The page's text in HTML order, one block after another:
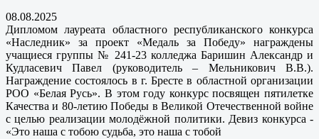
08.08.2025
Дипломом лауреата областного республиканского конкурса
«Наследник» за проект «Медаль за Победу» награждены
учащиеся группы № 241-23 колледжа Баришин Александр и
Кудласевич Павел (руководитель – Мельникович В.В.).
Награждение состоялось в г. Бресте в областной организации
РОО «Белая Русь». В этом году конкурс посвящен пятилетке
Качества и 80-летию Победы в Великой Отечественной войне
с целью реализации молодёжной политики. Девиз конкурса -
«Это наша с тобою судьба, это наша с тобой